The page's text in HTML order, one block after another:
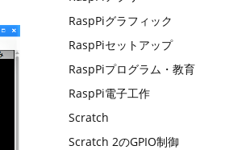
RaspPiグラフィック
RaspPiセットアップ
RaspPiプログラム・教育
RaspPi電子工作
Scratch
Scratch 2のGPIO制御